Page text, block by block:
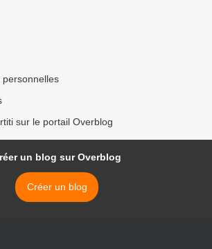
sur le portail Overblog
un blog sur Overblog
Créer un blog